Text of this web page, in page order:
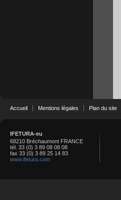
Accueil Mentions légales Plan du site
IFETURA-eu
68210 Bréchaumont FRANCE
tél. 33 (0) 3 89 08 08 08
fax 33 (0) 3 89 25 14 83
www.ifetura.com